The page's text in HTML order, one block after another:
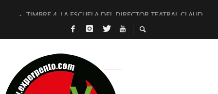
TIMBRE 4, LA ESCUELA DEL DIRECTOR TEATRAL CLAUDIO
30 AÑOS (NO ES NADA) DE LA KATARSIS DEL TOMATAZO
D’BALDOMEROS REINVENTAN [BITÁCORA 3.0] EN EXVITA
MARSHALL FLASH PRESENTA EN EXVITA [RELATIVA